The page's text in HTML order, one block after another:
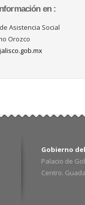
en :
Asistencia Social
Orozco
Gobierno
Palacio de
Centro.